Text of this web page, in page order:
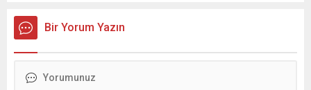
Bakanı ve İsrail Evimiz Partisi lideri Avigdor...
Bir Yorum Yazın